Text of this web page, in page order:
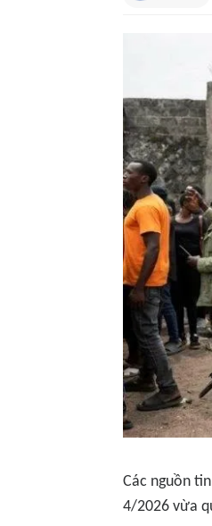
Các nguồn
4/2026 vừa